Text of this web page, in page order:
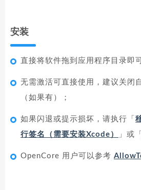
安装
直接将软件拖到应用程序目录即
无需激活可直接使用，建议关闭
（如果有）；
如果闪退或提示损坏，请执行「
行签名（需要安装Xcode）
」或「
OpenCore 用户可以参考